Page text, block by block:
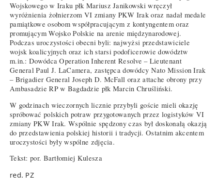
Wojskowego w Iraku płk Mariusz Janikowski wręczył
wyróżnienia żołnierzom VI zmiany PKW Irak oraz nadał medale
pamiątkowe osobom współpracującym z kontyngentem oraz
promującym Wojsko Polskie na arenie międzynarodowej.
Podczas uroczystości obecni byli: najwyżsi przedstawiciele
wojsk koalicyjnych oraz ich starsi podoficerowie dowództw
m.in.: Dowódca Operation Inherent Resolve – Lieutenant
General Paul J. LaCamera, zastępca dowódcy Nato Mission Irak
– Brigadier General Joseph D. McFall oraz attache obrony przy
Ambasadzie RP w Bagdadzie płk Marcin Chruśliński.
W godzinach wieczornych licznie przybyli goście mieli okazję
spróbować polskich potraw przygotowanych przez logistyków VI
zmiany PKW Irak. Wspólnie spędzony czas był doskonałą okazją
do przedstawienia polskiej historii i tradycji. Ostatnim akcentem
uroczystości były wspólne zdjęcia.
Tekst: por. Bartłomiej Kulesza
red. PZ